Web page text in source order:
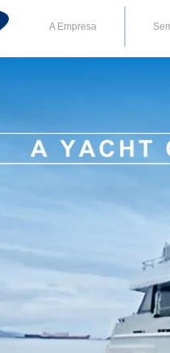
A Empresa